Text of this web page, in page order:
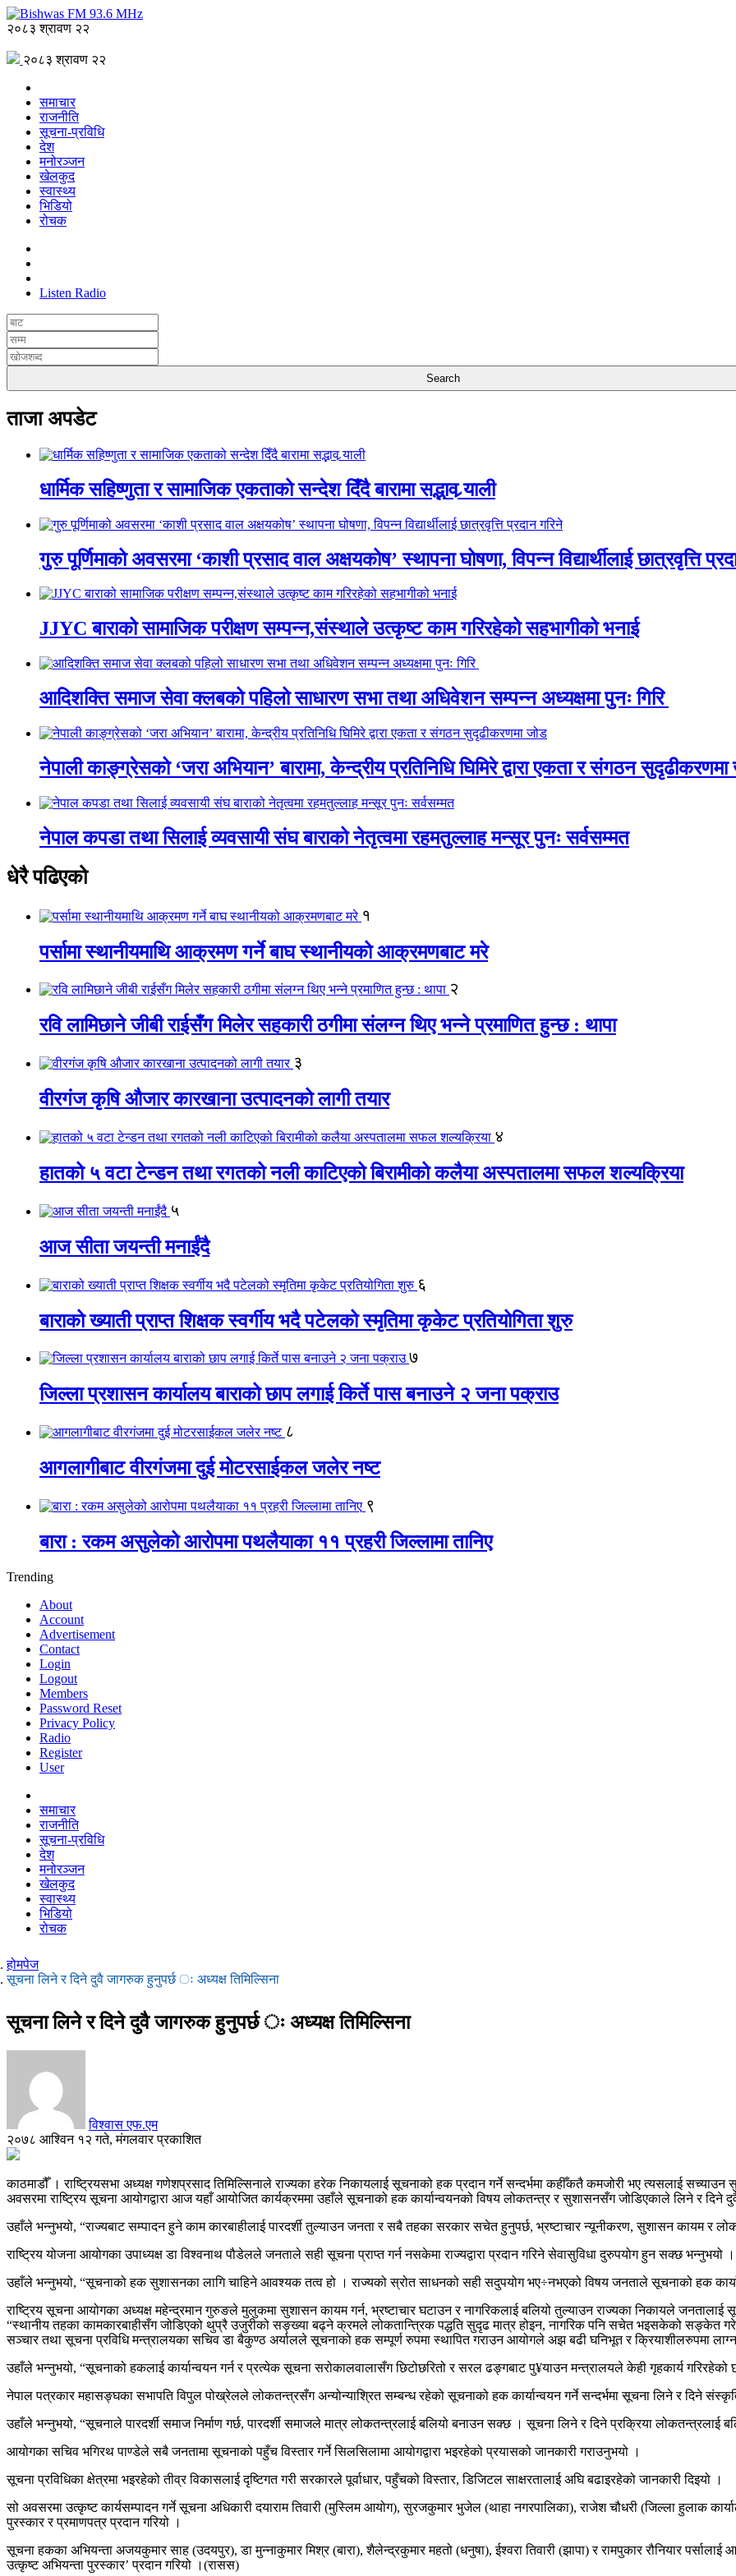
२०८३ श्रावण २२
२०८३ श्रावण २२
समाचार
राजनीति
सूचना-प्रविधि
देश
मनोरञ्जन
खेलकुद
स्वास्थ्य
भिडियो
रोचक
Listen Radio
ताजा अपडेट
धार्मिक सहिष्णुता र सामाजिक एकताको सन्देश दिँदै बारामा सद्भाव र्‍याली
गुरु पूर्णिमाको अवसरमा ‘काशी प्रसाद वाल अक्षयकोष’ स्थापना घोषणा, विपन्न विद्यार्थीलाई छात्रवृत्ति
JJYC बाराको सामाजिक परीक्षण सम्पन्न,संस्थाले उत्कृष्ट काम गरिरहेको सहभागीको भनाई
आदिशक्ति समाज सेवा क्लबको पहिलो साधारण सभा तथा अधिवेशन सम्पन्न अध्यक्षमा पुनः गिरि
नेपाली काङ्ग्रेसको ‘जरा अभियान’ बारामा, केन्द्रीय प्रतिनिधि घिमिरे द्वारा एकता र संगठन
नेपाल कपडा तथा सिलाई व्यवसायी संघ बाराको नेतृत्वमा रहमतुल्लाह मन्सूर पुनः सर्वसम्मत
धेरै पढिएको
१
पर्सामा स्थानीयमाथि आक्रमण गर्ने बाघ स्थानीयको आक्रमणबाट मरे
२
रवि लामिछाने जीबी राईसँग मिलेर सहकारी ठगीमा संलग्न थिए भन्ने प्रमाणित हुन्छ : थापा
३
वीरगंज कृषि औजार कारखाना उत्पादनको लागी तयार
४
हातको ५ वटा टेन्डन तथा रगतको नली काटिएको बिरामीको कलैया अस्पतालमा सफल शल्यक्रिया
५
आज सीता जयन्ती मनाईंदै
६
बाराको ख्याती प्राप्त शिक्षक स्वर्गीय भदै पटेलको स्मृतिमा कृकेट प्रतियोगिता शुरु
७
जिल्ला प्रशासन कार्यालय बाराको छाप लगाई किर्ते पास बनाउने २ जना पक्राउ
८
आगलागीबाट वीरगंजमा दुई मोटरसाईकल जलेर नष्ट
९
बारा : रकम असुलेको आरोपमा पथलैयाका ११ प्रहरी जिल्लामा तानिए
Trending
About
Account
Advertisement
Contact
Login
Logout
Members
Password Reset
Privacy Policy
Radio
Register
User
समाचार
राजनीति
सूचना-प्रविधि
देश
मनोरञ्जन
खेलकुद
स्वास्थ्य
भिडियो
रोचक
होमपेज
सूचना लिने र दिने दुवै जागरुक हुनुपर्छ ः अध्यक्ष तिमिल्सिना
सूचना लिने र दिने दुवै जागरुक हुनुपर्छ ः अध्यक्ष तिमिल्सिना
विश्वास एफ.एम
२०७८ आश्विन १२ गते, मंगलवार प्रकाशित
काठमाडौँ । राष्ट्रियसभा अध्यक्ष गणेशप्रसाद तिमिल्सिनाले राज्यका हरेक निकायलाई सूचनाको हक प्रदान गर्ने सन्दर्भमा कहीँकतै कमजोरी भए त्यसलाई सच्याउन
अवसरमा राष्ट्रिय सूचना आयोगद्वारा आज यहाँ आयोजित कार्यक्रममा उहाँले सूचनाको हक कार्यान्वयनको विषय लोकतन्त्र र सुशासनसँग जोडिएकाले लिने र
उहाँले भन्नुभयो, “राज्यबाट सम्पादन हुने काम कारबाहीलाई पारदर्शी तुल्याउन जनता र सबै तहका सरकार सचेत हुनुपर्छ, भ्रष्टाचार न्यूनीकरण, सुशासन कायम र
राष्ट्रिय योजना आयोगका उपाध्यक्ष डा विश्वनाथ पौडेलले जनताले सही सूचना प्राप्त गर्न नसकेमा राज्यद्वारा प्रदान गरिने सेवासुविधा दुरुपयोग हुन सक्छ भन्नुभयो ।
उहाँले भन्नुभयो, “सूचनाको हक सुशासनका लागि चाहिने आवश्यक तत्व हो । राज्यको स्रोत साधनको सही सदुपयोग भए÷नभएको विषय जनताले सूचनाको हक
राष्ट्रिय सूचना आयोगका अध्यक्ष महेन्द्रमान गुरुङले मुलुकमा सुशासन कायम गर्न, भ्रष्टाचार घटाउन र नागरिकलाई बलियो तुल्याउन राज्यका निकायले जनतालाई
“स्थानीय तहका कामकारबाहीसँग जोडिएको थुप्रै उजुरीको सङ्ख्या बढ्ने क्रमले लोकतान्त्रिक पद्धति सुदृढ मात्र होइन, नागरिक पनि सचेत भइसकेको सङ्केत
सञ्चार तथा सूचना प्रविधि मन्त्रालयका सचिव डा बैकुण्ठ अर्यालले सूचनाको हक सम्पूर्ण रुपमा स्थापित गराउन आयोगले अझ बढी घनिभूत र क्रियाशीलरुपमा
उहाँले भन्नुभयो, “सूचनाको हकलाई कार्यान्वयन गर्न र प्रत्येक सूचना सरोकालवालासँग छिटोछरितो र सरल ढङ्गबाट पु¥याउन मन्त्रालयले केही गृहकार्य गरिरहेको
नेपाल पत्रकार महासङ्घका सभापति विपुल पोख्रेलले लोकतन्त्रसँग अन्योन्याश्रित सम्बन्ध रहेको सूचनाको हक कार्यान्वयन गर्ने सन्दर्भमा सूचना लिने र दिने
उहाँले भन्नुभयो, “सूचनाले पारदर्शी समाज निर्माण गर्छ, पारदर्शी समाजले मात्र लोकतन्त्रलाई बलियो बनाउन सक्छ । सूचना लिने र दिने प्रक्रिया लोकतन्त्रलाई
आयोगका सचिव भगिरथ पाण्डेले सबै जनतामा सूचनाको पहुँच विस्तार गर्ने सिलसिलामा आयोगद्वारा भइरहेको प्रयासको जानकारी गराउनुभयो ।
सूचना प्रविधिका क्षेत्रमा भइरहेको तीव्र विकासलाई दृष्टिगत गरी सरकारले पूर्वाधार, पहुँचको विस्तार, डिजिटल साक्षरतालाई अघि बढाइरहेको जानकारी दिइयो ।
सो अवसरमा उत्कृष्ट कार्यसम्पादन गर्ने सूचना अधिकारी दयाराम तिवारी (मुस्लिम आयोग), सुरजकुमार भुजेल (थाहा नगरपालिका), राजेश चौधरी (जिल्ला हुलाक
पुरस्कार र प्रमाणपत्र प्रदान गरियो ।
सूचना हकका अभियन्ता अजयकुमार साह (उदयपुर), डा मुन्नाकुमार मिश्र (बारा), शैलेन्द्रकुमार महतो (धनुषा), ईश्वरा तिवारी (झापा) र रामपुकार रौनियार
उत्कृष्ट अभियन्ता पुरस्कार’ प्रदान गरियो ।(रासस)